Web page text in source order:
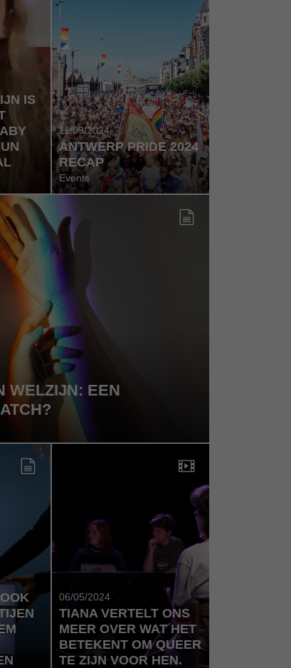
IS
11/09/2024
ANTWERP PRIDE 2024
RECAP
Events
WELZIJN: EEN
06/05/2024
TIANA VERTELT ONS
MEER OVER WAT HET
BETEKENT OM QUEER
TE ZIJN VOOR HEN.